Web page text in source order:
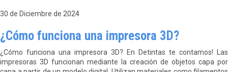
30 de Diciembre de 2024
¿Cómo funciona una impresora 3D?
¿Cómo funciona una impresora 3D? En Detintas te contamos! Las
impresoras 3D funcionan mediante la creación de objetos capa por